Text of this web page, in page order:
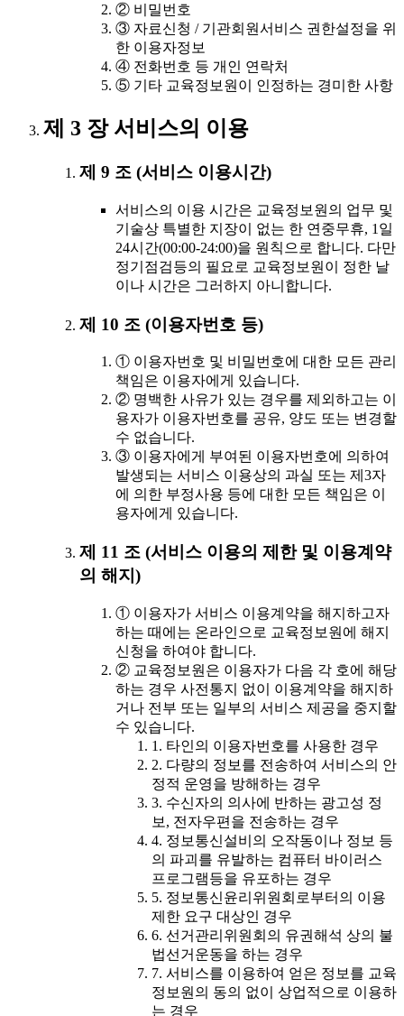
② 비밀번호
③ 자료신청 / 기관회원서비스 권한설정을 위
한 이용자정보
④ 전화번호 등 개인 연락처
⑤ 기타 교육정보원이 인정하는 경미한 사항
제 3 장 서비스의 이용
제 9 조 (서비스 이용시간)
서비스의 이용 시간은 교육정보원의 업무 및
기술상 특별한 지장이 없는 한 연중무휴, 1일
24시간(00:00-24:00)을 원칙으로 합니다. 다만
정기점검등의 필요로 교육정보원이 정한 날
이나 시간은 그러하지 아니합니다.
제 10 조 (이용자번호 등)
① 이용자번호 및 비밀번호에 대한 모든 관리
책임은 이용자에게 있습니다.
② 명백한 사유가 있는 경우를 제외하고는 이
용자가 이용자번호를 공유, 양도 또는 변경할
수 없습니다.
③ 이용자에게 부여된 이용자번호에 의하여
발생되는 서비스 이용상의 과실 또는 제3자
에 의한 부정사용 등에 대한 모든 책임은 이
용자에게 있습니다.
제 11 조 (서비스 이용의 제한 및 이용계약
의 해지)
① 이용자가 서비스 이용계약을 해지하고자
하는 때에는 온라인으로 교육정보원에 해지
신청을 하여야 합니다.
② 교육정보원은 이용자가 다음 각 호에 해당
하는 경우 사전통지 없이 이용계약을 해지하
거나 전부 또는 일부의 서비스 제공을 중지할
수 있습니다.
1. 타인의 이용자번호를 사용한 경우
2. 다량의 정보를 전송하여 서비스의 안
정적 운영을 방해하는 경우
3. 수신자의 의사에 반하는 광고성 정
보, 전자우편을 전송하는 경우
4. 정보통신설비의 오작동이나 정보 등
의 파괴를 유발하는 컴퓨터 바이러스
프로그램등을 유포하는 경우
5. 정보통신윤리위원회로부터의 이용
제한 요구 대상인 경우
6. 선거관리위원회의 유권해석 상의 불
법선거운동을 하는 경우
7. 서비스를 이용하여 얻은 정보를 교육
정보원의 동의 없이 상업적으로 이용하
는 경우